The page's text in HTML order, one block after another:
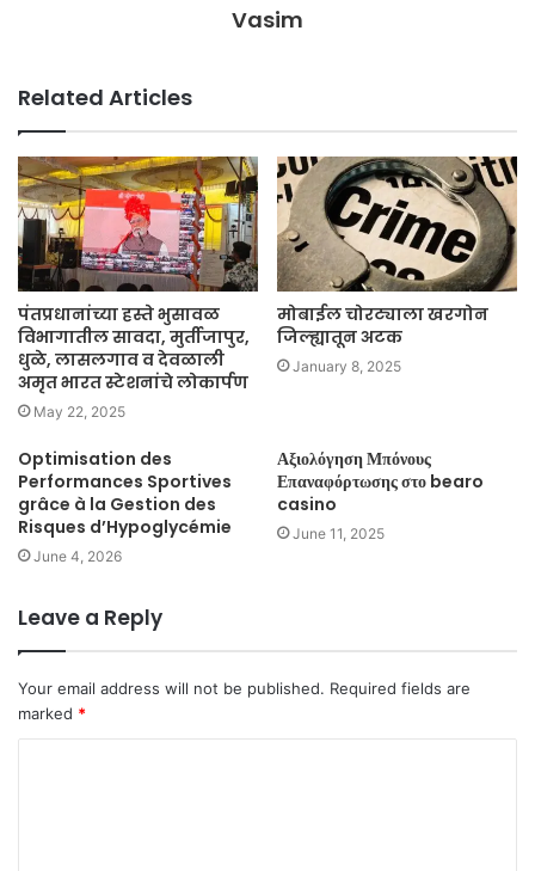
Vasim
Related Articles
पंतप्रधानांच्या हस्ते भुसावळ
विभागातील सावदा, मुर्तीजापुर,
धुळे, लासलगाव व देवळाली
अमृत भारत स्टेशनांचे लोकार्पण
May 22, 2025
मोबाईल चोरट्याला खरगोन
जिल्ह्यातून अटक
January 8, 2025
Optimisation des
Performances Sportives
grâce à la Gestion des
Risques d’Hypoglycémie
June 4, 2026
Αξιολόγηση Μπόνους
Επαναφόρτωσης στο bearo
casino
June 11, 2025
Leave a Reply
Your email address will not be published. Required fields are
marked *